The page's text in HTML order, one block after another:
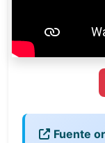
Fuente